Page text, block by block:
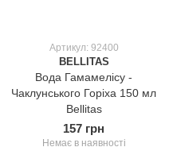
Артикул: 92400
BELLITAS
Вода Гамамелісу -
Чаклунського Горіха 150 мл
Bellitas
157 грн
Немає в наявності